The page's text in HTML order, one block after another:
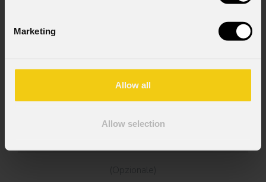
Marketing
Allow all
Allow selection